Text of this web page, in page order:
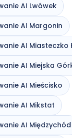
AI Lwówek
AI Margonin
AI Miasteczko
AI Miejska
AI Mieścisko
AI Mikstat
AI Międzychód